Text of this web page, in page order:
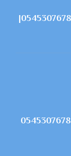
شركة مكافحة الحمام في العين |0545307678|